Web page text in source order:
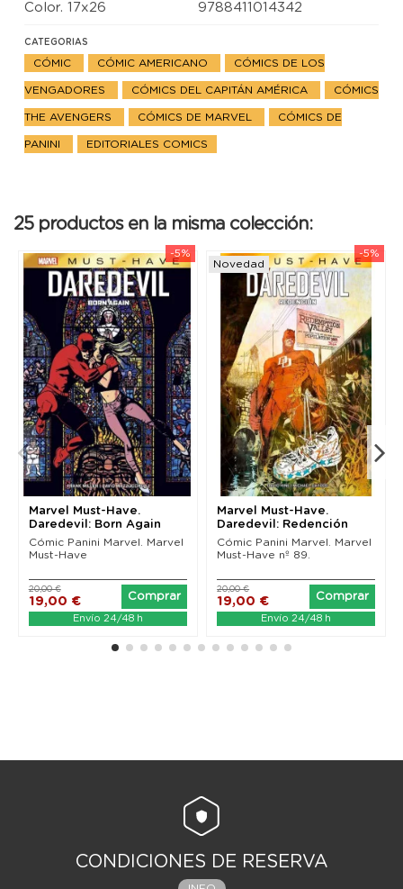
Color. 17x26 9788411014342
CATEGORIAS
CÓMIC CÓMIC AMERICANO CÓMICS DE LOS
VENGADORES CÓMICS DEL CAPITÁN AMÉRICA CÓMICS
THE AVENGERS CÓMICS DE MARVEL CÓMICS DE
PANINI EDITORIALES COMICS
25 productos en la misma colección:
-5%
Marvel Must-Have.
Daredevil: Born Again
(Nueva edición)
Cómic Panini Marvel. Marvel
Must-Have
19,00 €
20,00 €
Comprar
Envío 24/48 h
-5%
Novedad
Marvel Must-Have.
Daredevil: Redención
Cómic Panini Marvel. Marvel
Must-Have nº 89.
19,00 €
20,00 €
Comprar
Envío 24/48 h
CONDICIONES DE RESERVA